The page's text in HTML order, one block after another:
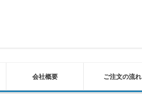
会社概要 ご注文の流れ